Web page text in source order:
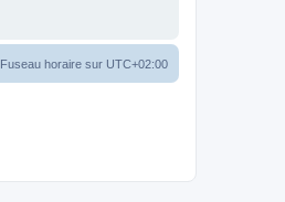
Fuseau horaire sur UTC+02:00